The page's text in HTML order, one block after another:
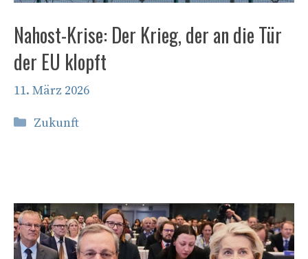
Nahost-Krise: Der Krieg, der an die Tür
der EU klopft
11. März 2026
Kategorien
Zukunft